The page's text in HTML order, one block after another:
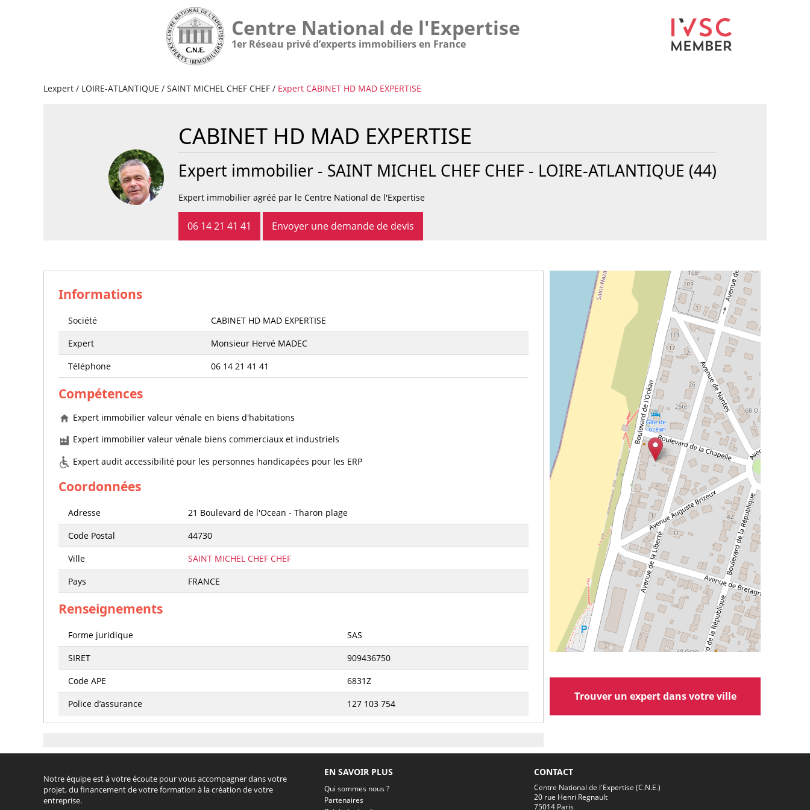
Centre National de l'Expertise
1er Réseau privé d’experts immobiliers en France
Lexpert / LOIRE-ATLANTIQUE / SAINT MICHEL CHEF CHEF / Expert CABINET HD MAD EXPERTISE
CABINET HD MAD EXPERTISE
Expert immobilier - SAINT MICHEL CHEF CHEF - LOIRE-ATLANTIQUE (44)
Expert immobilier agréé par le Centre National de l'Expertise
06 14 21 41 41 Envoyer une demande de devis
Informations
Société
CABINET HD MAD EXPERTISE
Expert
Monsieur Hervé MADEC
Téléphone
06 14 21 41 41
Compétences
Expert immobilier valeur vénale en biens d'habitations
Expert immobilier valeur vénale biens commerciaux et industriels
Expert audit accessibilité pour les personnes handicapées pour les ERP
Coordonnées
Adresse
21 Boulevard de l'Ocean - Tharon plage
Code Postal
44730
Ville
SAINT MICHEL CHEF CHEF
Pays
FRANCE
Renseignements
Forme juridique
SAS
SIRET
909436750
Code APE
6831Z
Police d’assurance
127 103 754
Trouver un expert dans votre ville
Notre équipe est à votre écoute pour vous accompagner dans votre
projet, du financement de votre formation à la création de votre
entreprise.
EN SAVOIR PLUS
Qui sommes nous ?
Partenaires
CONTACT
Centre National de l'Expertise (C.N.E.)
20 rue Henri Regnault
75014 Paris